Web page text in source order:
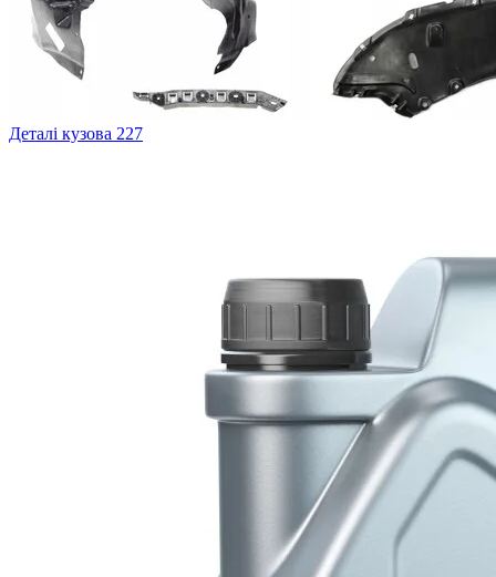
Деталі кузова 227